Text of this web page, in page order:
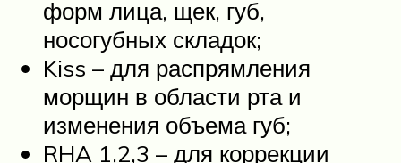
форм лица, щек, губ,
носогубных складок;
Kiss – для распрямления
морщин в области рта и
изменения объема губ;
RHA 1,2,3 – для коррекции